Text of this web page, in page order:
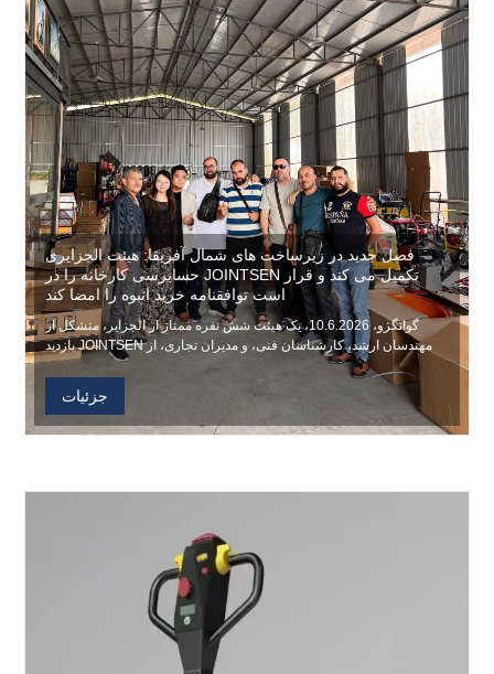
فصل جدید در زیرساخت های شمال آفریقا: هیئت الجزایری
حسابرسی کارخانه را در JOINTSEN تکمیل می کند و قرار
است توافقنامه خرید انبوه را امضا کند
گوانگژو، 10.6.2026، یک هیئت شش نفره ممتاز از الجزایر، متشکل از
مهندسان ارشد، کارشناسان فنی، و مدیران تجاری، از JOINTSEN بازدید
کردند. طرح‌هایی برای تهیه ماله‌های برقی بنزینی، تراکم‌کننده‌های صفحه و
ویبره‌های بتن برای یک پروژه کارخانه در مقیاس بزرگ، نشان‌دهنده تعمیق
همکاری زیرساختی چین و الجزایر است.
جزئیات